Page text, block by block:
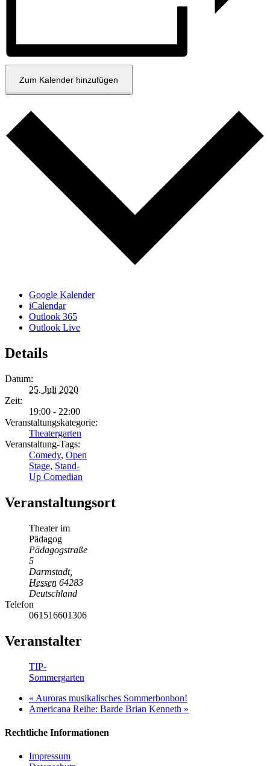
Zum Kalender hinzufügen
Google Kalender
iCalendar
Outlook 365
Outlook Live
Details
Datum:
25. Juli 2020
Zeit:
19:00 - 22:00
Veranstaltungskategorie:
Theatergarten
Veranstaltung-Tags:
Comedy, Open
Stage, Stand-
Up Comedian
Veranstaltungsort
Theater im
Pädagog
Pädagogstraße
5
Darmstadt,
Hessen 64283
Deutschland
Telefon
061516601306
Veranstalter
TIP-
Sommergarten
« Auroras musikalisches Sommerbonbon!
Americana Reihe: Barde Brian Kenneth »
Rechtliche Informationen
Impressum